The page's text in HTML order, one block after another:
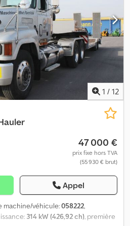
1 / 12
47 000 €
prix fixe hors TVA
(55 930 € brut)
Appel
machine/véhicule:058222,
314 kW (426,92 ch), première